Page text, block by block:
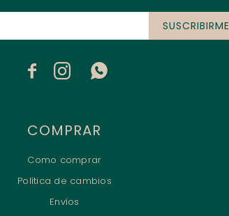
COMPRAR
Como comprar
Política de cambios
Envíos
SUSCRIBIRME
  